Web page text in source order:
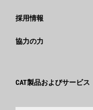
行動規範
イノベーション
メディア情報
採用情報
Caterpillar社を選ぶ理由
協力の力
サプライヤ
CAT製品およびサービス